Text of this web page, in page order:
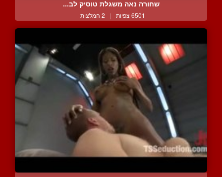
שחורה נאה משגלת טוסיק לב...
6501 צפיות | 2 המלצות